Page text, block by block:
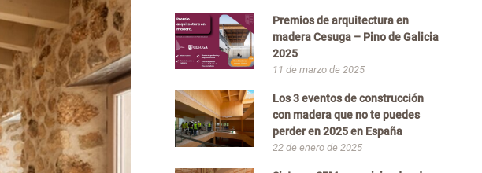
Premios de arquitectura en
madera Cesuga – Pino de Galicia
2025
11 de marzo de 2025
Los 3 eventos de construcción
con madera que no te puedes
perder en 2025 en España
22 de enero de 2025